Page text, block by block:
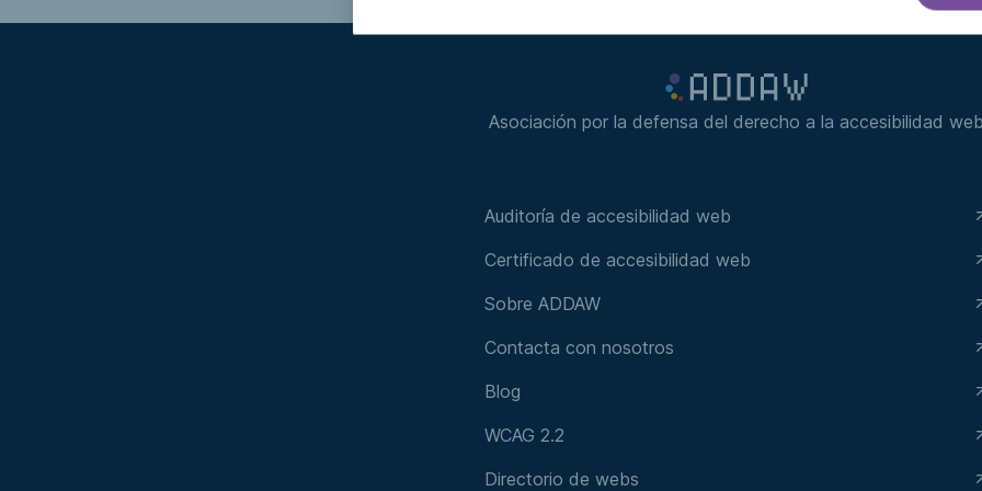
Asociación por la defensa del derecho a la accesibilidad
Auditoría de accesibilidad web
Certificado de accesibilidad web
Sobre ADDAW
Contacta con nosotros
Blog
WCAG 2.2
Directorio de webs